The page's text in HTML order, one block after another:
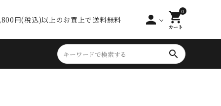
円(税込)以上のお買上で送料無料 person
0
shopping_cart
カート
search